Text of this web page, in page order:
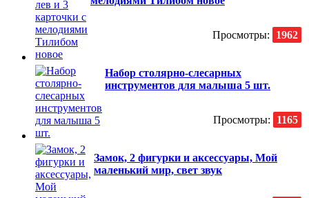
Просмотры: 1962
Набор столярно-слесарных
инструментов для малыша 5 шт.
Просмотры: 1165
Замок, 2 фигурки и аксессуары, Мой
маленький мир, свет звук